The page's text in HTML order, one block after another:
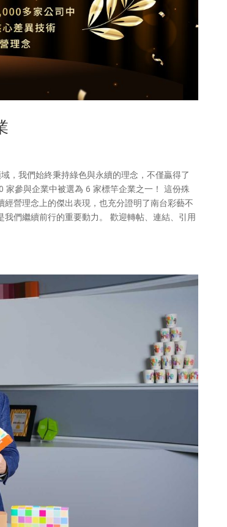
，我們始終秉持綠色與永續的理念，不僅贏得了
參與企業中被選為 6 家標竿企業之一！ 這份殊
營理念上的傑出表現，也充分證明了南台彩藝不
們繼續前行的重要動力。 歡迎轉帖、連結、引用